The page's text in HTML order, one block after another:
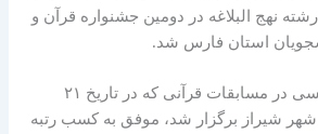
نهج البلاغه در دومین جشنواره قرآن و
استان فارس شد.
استاد الهام حسن شمسی در مسابقات قرآنی که در تاریخ ۲۱
ماه ۱۴۰۴ در شهر شیراز برگزار شد، موفق به کسب رتبه